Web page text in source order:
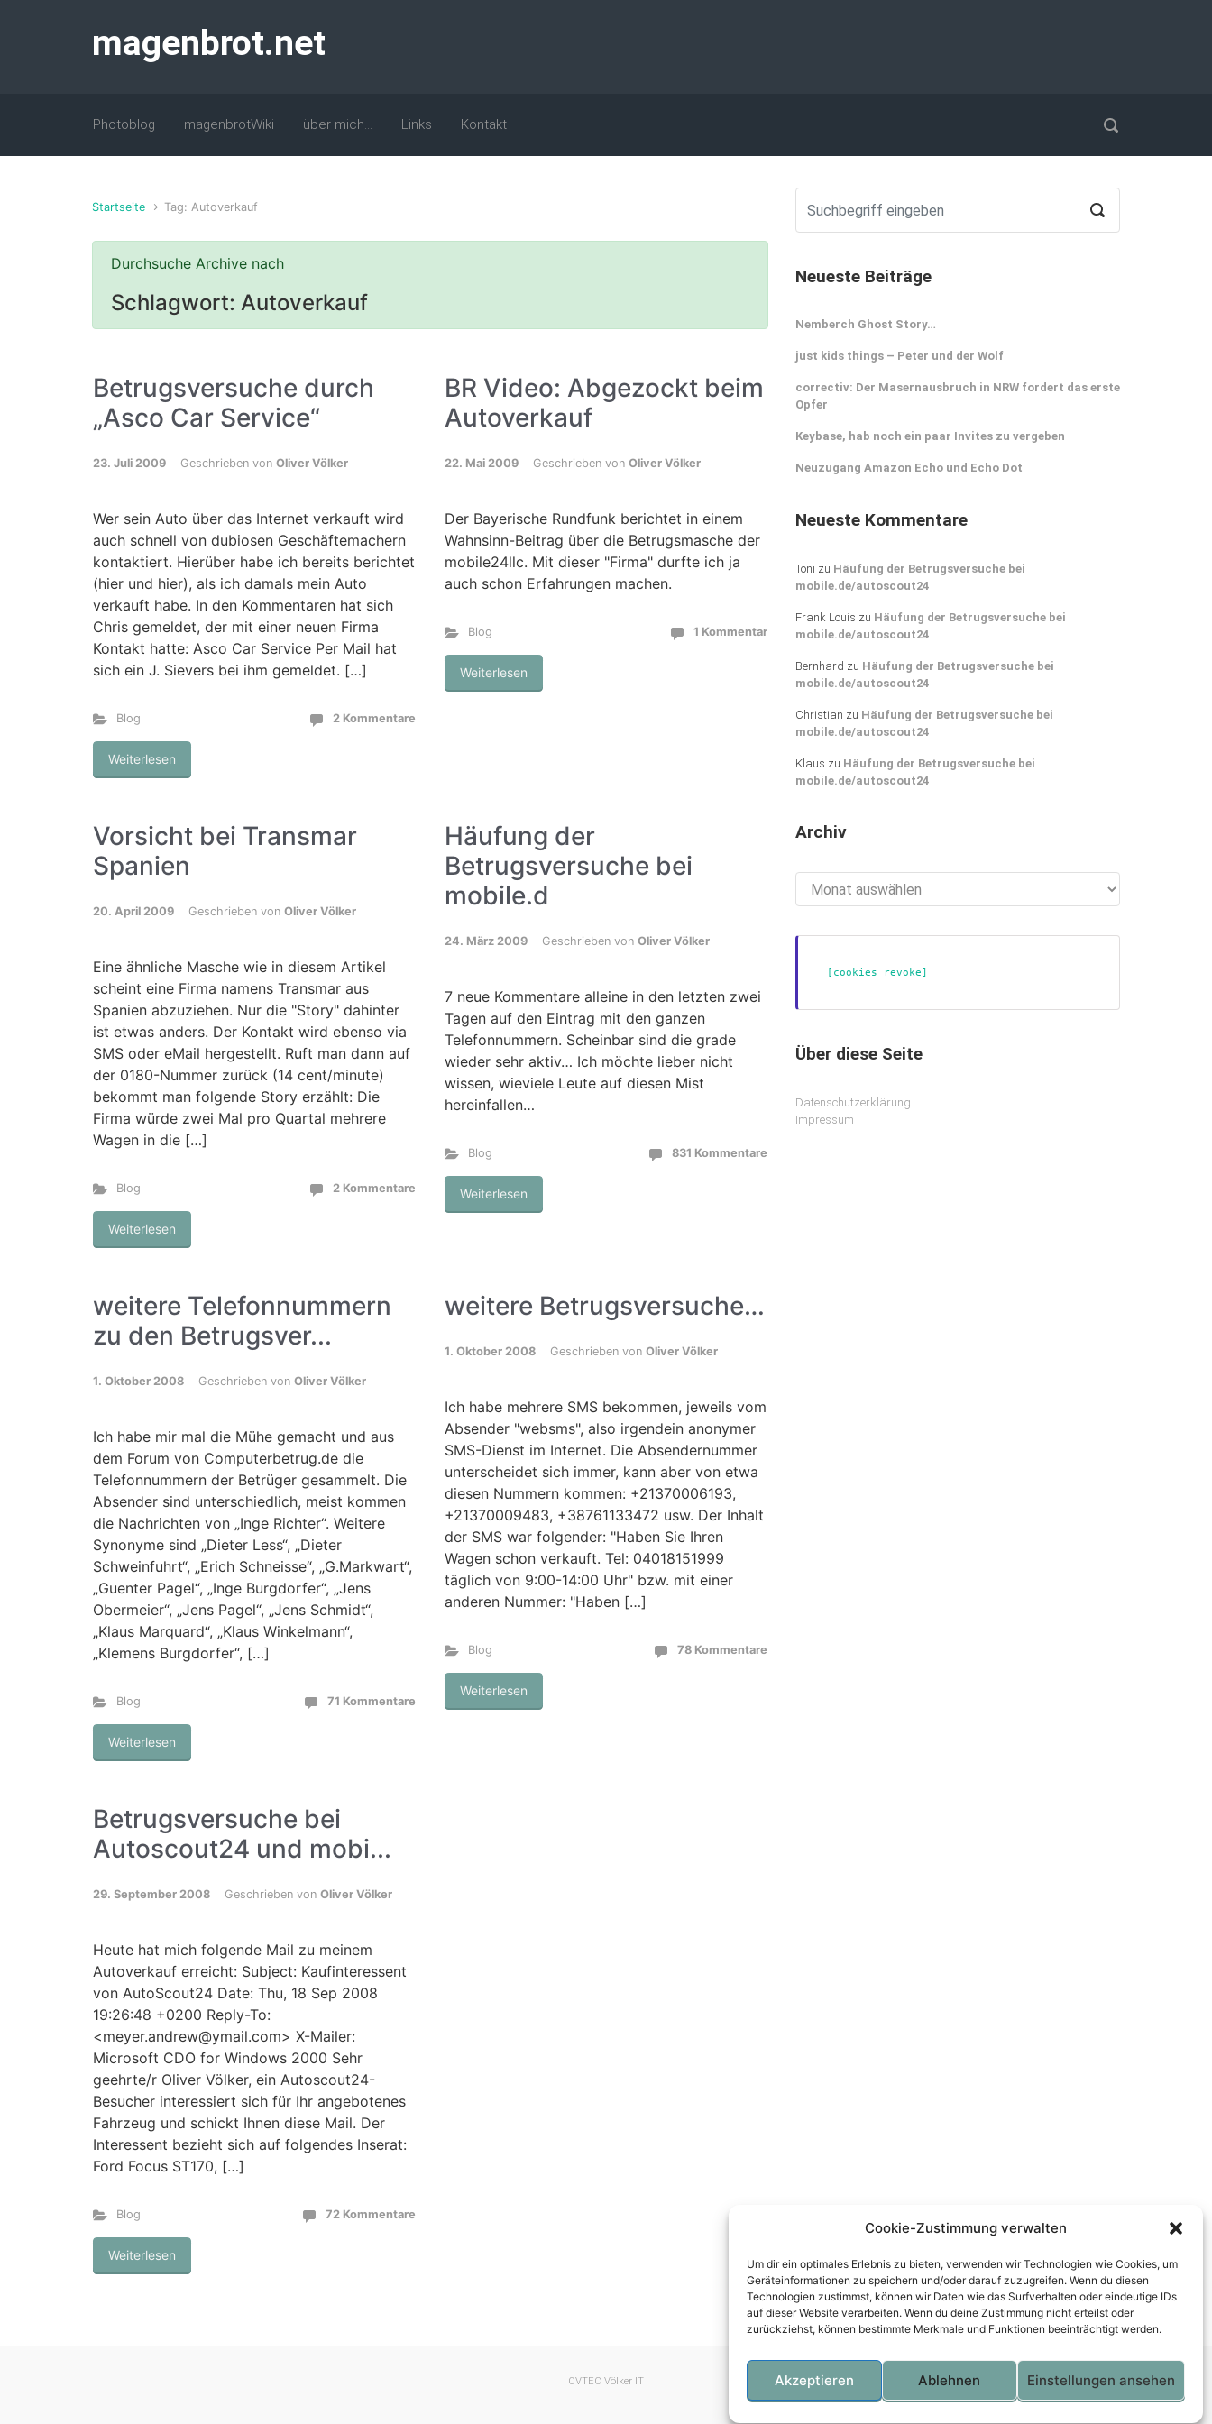
Cookie-Zustimmung verwalten
Um dir ein optimales Erlebnis zu bieten, verwenden wir Technologien wie Cookies, um
Geräteinformationen zu speichern und/oder darauf zuzugreifen. Wenn du diesen
Technologien zustimmst, können wir Daten wie das Surfverhalten oder eindeutige IDs
auf dieser Website verarbeiten. Wenn du deine Zustimmung nicht erteilst oder
zurückziehst, können bestimmte Merkmale und Funktionen beeinträchtigt werden.
Akzeptieren Ablehnen Einstellungen ansehen
magenbrot.net
Photoblog magenbrotWiki über mich… Links Kontakt
Startseite Tag: Autoverkauf
Durchsuche Archive nach
Schlagwort: Autoverkauf
Betrugsversuche durch
„Asco Car Service“
23. Juli 2009 Geschrieben von Oliver Völker
Wer sein Auto über das Internet verkauft wird
auch schnell von dubiosen Geschäftemachern
kontaktiert. Hierüber habe ich bereits berichtet
(hier und hier), als ich damals mein Auto
verkauft habe. In den Kommentaren hat sich
Chris gemeldet, der mit einer neuen Firma
Kontakt hatte: Asco Car Service Per Mail hat
sich ein J. Sievers bei ihm gemeldet. […]
Blog 2 Kommentare
Weiterlesen
BR Video: Abgezockt beim
Autoverkauf
22. Mai 2009 Geschrieben von Oliver Völker
Der Bayerische Rundfunk berichtet in einem
Wahnsinn-Beitrag über die Betrugsmasche der
mobile24llc. Mit dieser "Firma" durfte ich ja
auch schon Erfahrungen machen.
Blog 1 Kommentar
Weiterlesen
Vorsicht bei Transmar
Spanien
20. April 2009 Geschrieben von Oliver Völker
Eine ähnliche Masche wie in diesem Artikel
scheint eine Firma namens Transmar aus
Spanien abzuziehen. Nur die "Story" dahinter
ist etwas anders. Der Kontakt wird ebenso via
SMS oder eMail hergestellt. Ruft man dann auf
der 0180-Nummer zurück (14 cent/minute)
bekommt man folgende Story erzählt: Die
Firma würde zwei Mal pro Quartal mehrere
Wagen in die […]
Blog 2 Kommentare
Weiterlesen
Häufung der
Betrugsversuche bei
mobile.d
24. März 2009 Geschrieben von Oliver Völker
7 neue Kommentare alleine in den letzten zwei
Tagen auf den Eintrag mit den ganzen
Telefonnummern. Scheinbar sind die grade
wieder sehr aktiv… Ich möchte lieber nicht
wissen, wieviele Leute auf diesen Mist
hereinfallen…
Blog 831 Kommentare
Weiterlesen
weitere Telefonnummern
zu den Betrugsver...
1. Oktober 2008 Geschrieben von Oliver Völker
Ich habe mir mal die Mühe gemacht und aus
dem Forum von Computerbetrug.de die
Telefonnummern der Betrüger gesammelt. Die
Absender sind unterschiedlich, meist kommen
die Nachrichten von „Inge Richter“. Weitere
Synonyme sind „Dieter Less“, „Dieter
Schweinfuhrt“, „Erich Schneisse“, „G.Markwart“,
„Guenter Pagel“, „Inge Burgdorfer“, „Jens
Obermeier“, „Jens Pagel“, „Jens Schmidt“,
„Klaus Marquard“, „Klaus Winkelmann“,
„Klemens Burgdorfer“, […]
Blog 71 Kommentare
Weiterlesen
weitere Betrugsversuche…
1. Oktober 2008 Geschrieben von Oliver Völker
Ich habe mehrere SMS bekommen, jeweils vom
Absender "websms", also irgendein anonymer
SMS-Dienst im Internet. Die Absendernummer
unterscheidet sich immer, kann aber von etwa
diesen Nummern kommen: +21370006193,
+21370009483, +38761133472 usw. Der Inhalt
der SMS war folgender: "Haben Sie Ihren
Wagen schon verkauft. Tel: 04018151999
täglich von 9:00-14:00 Uhr" bzw. mit einer
anderen Nummer: "Haben […]
Blog 78 Kommentare
Weiterlesen
Betrugsversuche bei
Autoscout24 und mobi...
29. September 2008 Geschrieben von Oliver Völker
Heute hat mich folgende Mail zu meinem
Autoverkauf erreicht: Subject: Kaufinteressent
von AutoScout24 Date: Thu, 18 Sep 2008
19:26:48 +0200 Reply-To:
<meyer.andrew@ymail.com> X-Mailer:
Microsoft CDO for Windows 2000 Sehr
geehrte/r Oliver Völker, ein Autoscout24-
Besucher interessiert sich für Ihr angebotenes
Fahrzeug und schickt Ihnen diese Mail. Der
Interessent bezieht sich auf folgendes Inserat:
Ford Focus ST170, […]
Blog 72 Kommentare
Weiterlesen
Neueste Beiträge
Nemberch Ghost Story…
just kids things – Peter und der Wolf
correctiv: Der Masernausbruch in NRW fordert das erste
Opfer
Keybase, hab noch ein paar Invites zu vergeben
Neuzugang Amazon Echo und Echo Dot
Neueste Kommentare
Toni zu Häufung der Betrugsversuche bei
mobile.de/autoscout24
Frank Louis zu Häufung der Betrugsversuche bei
mobile.de/autoscout24
Bernhard zu Häufung der Betrugsversuche bei
mobile.de/autoscout24
Christian zu Häufung der Betrugsversuche bei
mobile.de/autoscout24
Klaus zu Häufung der Betrugsversuche bei
mobile.de/autoscout24
Archiv
[cookies_revoke]
Über diese Seite
Datenschutzerklärung
Impressum
OVTEC Völker IT